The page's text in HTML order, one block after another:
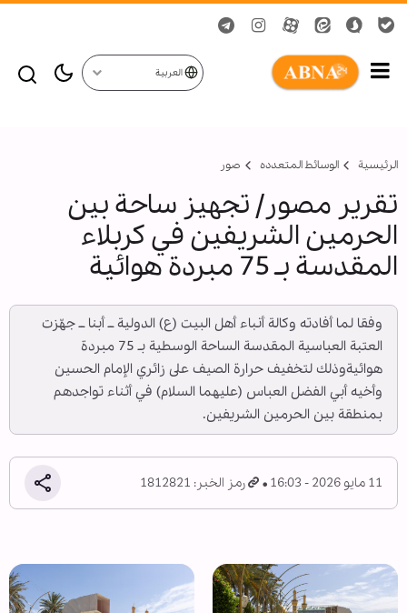
العربية
الرئيسية الوسائط المتعدده صور
تقرير مصور/ تجهيز ساحة بين
الحرمين الشريفين في كربلاء
المقدسة بـ 75 مبردة هوائية
وفقا لما أفادته وكالة أنباء أهل البيت (ع) الدولية ــ أبنا ــ جهّزت
العتبة العباسية المقدسة الساحة الوسطية بـ 75 مبردة
هوائيةوذلك لتخفيف حرارة الصيف على زائري الإمام الحسين
وأخيه أبي الفضل العباس (عليهما السلام) في أثناء تواجدهم
بمنطقة بين الحرمين الشريفين.
11 مايو 2026 - 16:03 رمز الخبر: 1812821